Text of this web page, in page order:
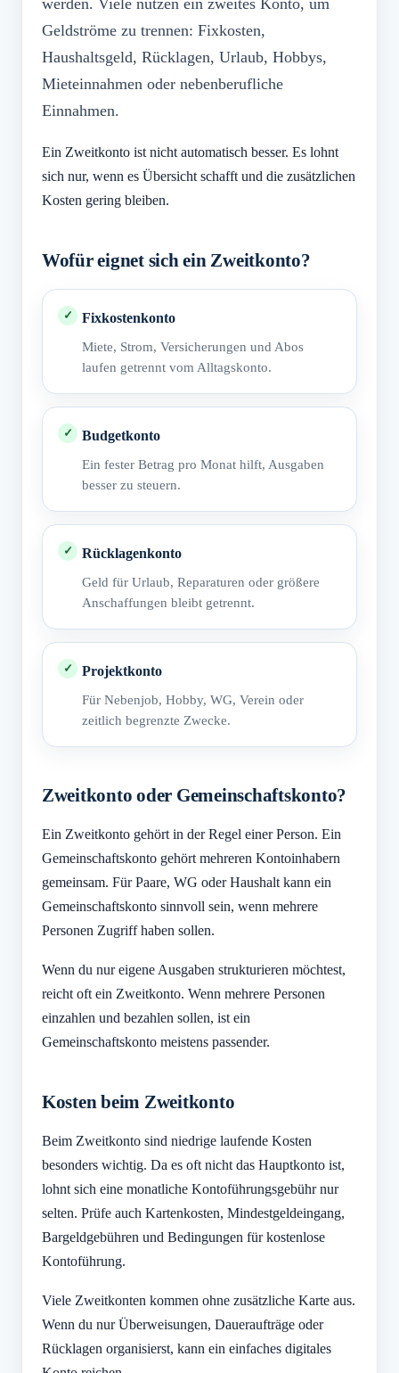
Geldströme zu trennen: Fixkosten,
Haushaltsgeld, Rücklagen, Urlaub, Hobbys,
Mieteinnahmen oder nebenberufliche
Einnahmen.
Ein Zweitkonto ist nicht automatisch besser. Es lohnt
sich nur, wenn es Übersicht schafft und die zusätzlichen
Kosten gering bleiben.
Wofür eignet sich ein Zweitkonto?
Fixkostenkonto
Miete, Strom, Versicherungen und Abos
laufen getrennt vom Alltagskonto.
Budgetkonto
Ein fester Betrag pro Monat hilft, Ausgaben
besser zu steuern.
Rücklagenkonto
Geld für Urlaub, Reparaturen oder größere
Anschaffungen bleibt getrennt.
Projektkonto
Für Nebenjob, Hobby, WG, Verein oder
zeitlich begrenzte Zwecke.
Zweitkonto oder Gemeinschaftskonto?
Ein Zweitkonto gehört in der Regel einer Person. Ein
Gemeinschaftskonto gehört mehreren Kontoinhabern
gemeinsam. Für Paare, WG oder Haushalt kann ein
Gemeinschaftskonto sinnvoll sein, wenn mehrere
Personen Zugriff haben sollen.
Wenn du nur eigene Ausgaben strukturieren möchtest,
reicht oft ein Zweitkonto. Wenn mehrere Personen
einzahlen und bezahlen sollen, ist ein
Gemeinschaftskonto meistens passender.
Kosten beim Zweitkonto
Beim Zweitkonto sind niedrige laufende Kosten
besonders wichtig. Da es oft nicht das Hauptkonto ist,
lohnt sich eine monatliche Kontoführungsgebühr nur
selten. Prüfe auch Kartenkosten, Mindestgeldeingang,
Bargeldgebühren und Bedingungen für kostenlose
Kontoführung.
Viele Zweitkonten kommen ohne zusätzliche Karte aus.
Wenn du nur Überweisungen, Daueraufträge oder
Rücklagen organisierst, kann ein einfaches digitales